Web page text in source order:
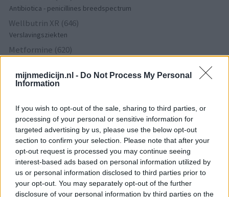
mijnmedicijn.nl - Do Not Process My Personal
Information
If you wish to opt-out of the sale, sharing to third parties, or
processing of your personal or sensitive information for
targeted advertising by us, please use the below opt-out
section to confirm your selection. Please note that after your
opt-out request is processed you may continue seeing
interest-based ads based on personal information utilized by
us or personal information disclosed to third parties prior to
your opt-out. You may separately opt-out of the further
disclosure of your personal information by third parties on the
Antibiotica - penicillines breedspectrum
Wellbutrin XR (646)
Verslavingsziekten
Metformine (620)
Implanon (hormoonimplantaat) (584)
Anticonceptie - overig
Depressie - antidepressiva SSRI
Concerta (503)
ADHD - psychostimulantia
Amlodipine (493)
Bloeddruk - calciumantagonisten
Amoxicilline / Clavulaanzuur (486)
Antibiotica - penicillines breedspectrum